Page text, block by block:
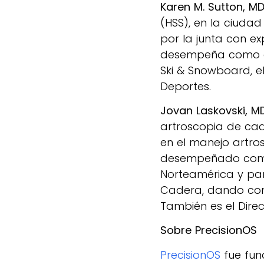
Karen M. Sutton, MD
(HSS), en la
por la junta con
desempeña como
Ski & Snowboard,
Deportes.
Jovan Laskovski,
artroscopia de
en el manejo
desempeñado
Norteamérica y
Cadera, dando
También es el
Sobre PrecisionOS
PrecisionOS fue